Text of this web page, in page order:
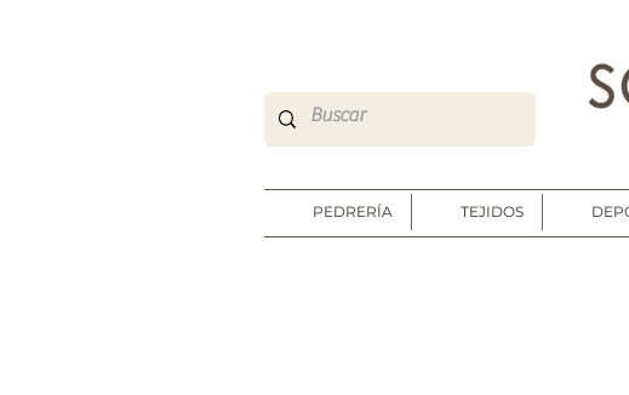
So Sweet Complementos Shop Online
http://www.sosweetshoponline.com
PEDRERÍA TEJIDOS